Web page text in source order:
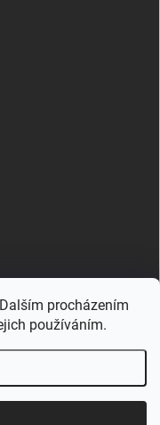
procházením
používáním.